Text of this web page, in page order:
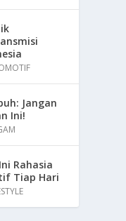
Jangan
Ini!
Rahasia
Tiap Hari